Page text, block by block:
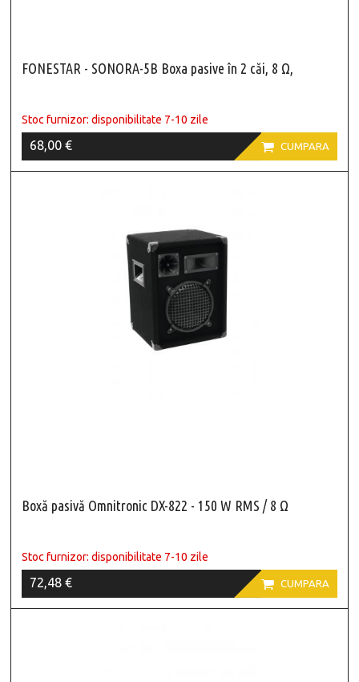
FONESTAR - SONORA-5B Boxa pasive în 2 căi, 8 Ω,
Stoc furnizor: disponibilitate 7-10 zile
 CUMPARA
68,00 €
Boxă pasivă Omnitronic DX-822 - 150 W RMS / 8 Ω
Stoc furnizor: disponibilitate 7-10 zile
 CUMPARA
72,48 €